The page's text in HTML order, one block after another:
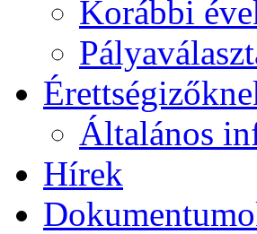
Korábbi
Általános
Hírek